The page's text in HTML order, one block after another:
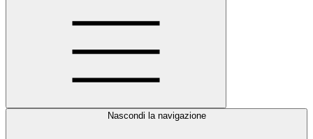
Nascondi la navigazione